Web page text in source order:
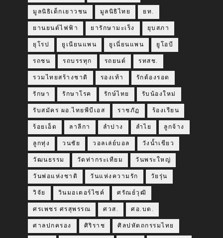
มูลนิธิเด็กเยาวชน มูลนิธิไทย ยท.
ยานยนต์ไฟฟ้า ยารักษามะเร็ง ยุบสภา
ยุโรป ยูเนียนแพน ยูเนี่ยนแพน ยูโอบี
รถชน รถบรรทุก รถยนต์ รทสช.
รวมไทยสร้างชาติ รองเท้า รักต้องรอด
รักษา รักษาโรค รักษ์ไทย รับน้องใหม่
รับสมัคร ผอ.ไทยพีบีเอส ราชภัฏ ร้องเรียน
ร้อยเอ็ด ลาลีกา ลำปาง ลำไย ลูกจ้าง
ลูกทุ่ง วนชัย วอลเล่ย์บอล วังน้ำเขียว
วัฒนธรรม วัดท่ากระเทียม วันพระใหญ่
วันพ่อแห่งชาติ วันแห่งความรัก วัยรุ่น
วิจัย วินมอเตอร์ไซค์ ศรัณย์วุฒิ
ศรเพชร ศรสุพรรณ ศวส. ศอ.บต.
ศาลปกครอง ศิริราช ศิลปหัตถกรรมไทย